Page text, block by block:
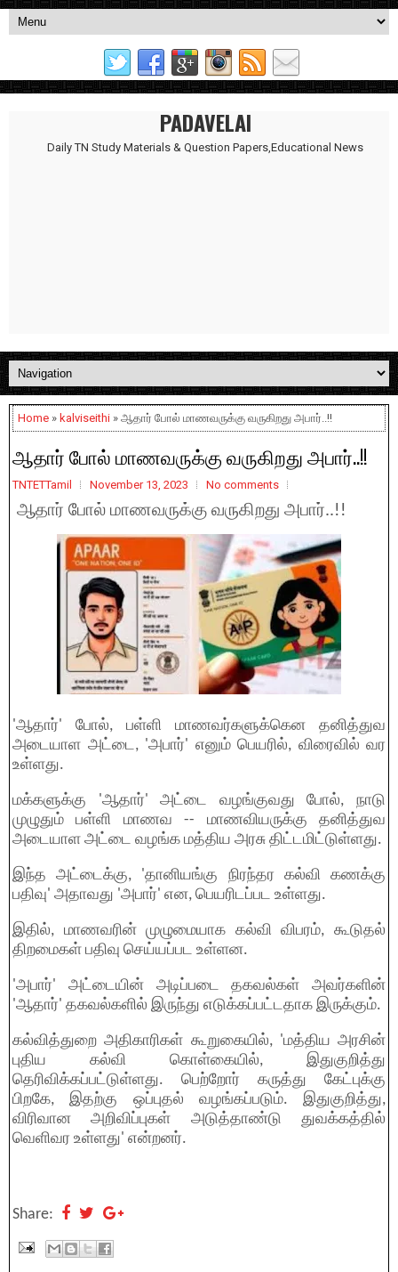
PADAVELAI
Daily TN Study Materials & Question Papers,Educational News
Home » kalviseithi » ஆதார் போல் மாணவருக்கு வருகிறது அபார்..!!
ஆதார் போல் மாணவருக்கு வருகிறது அபார்..!!
TNTETTamil November 13, 2023 No comments
ஆதார் போல் மாணவருக்கு வருகிறது அபார்..!!
'ஆதார்' போல், பள்ளி மாணவர்களுக்கென தனித்துவ
அடையாள அட்டை, 'அபார்' எனும் பெயரில், விரைவில் வர
உள்ளது.
மக்களுக்கு 'ஆதார்' அட்டை வழங்குவது போல், நாடு
முழுதும் பள்ளி மாணவ -- மாணவியருக்கு தனித்துவ
அடையாள அட்டை வழங்க மத்திய அரசு திட்டமிட்டுள்ளது.
இந்த அட்டைக்கு, 'தானியங்கு நிரந்தர கல்வி கணக்கு
பதிவு' அதாவது 'அபார்' என, பெயரிடப்பட உள்ளது.
இதில், மாணவரின் முழுமையாக கல்வி விபரம், கூடுதல்
திறமைகள் பதிவு செய்யப்பட உள்ளன.
'அபார்' அட்டையின் அடிப்படை தகவல்கள் அவர்களின்
'ஆதார்' தகவல்களில் இருந்து எடுக்கப்பட்டதாக இருக்கும்.
கல்வித்துறை அதிகாரிகள் கூறுகையில், 'மத்திய அரசின்
புதிய கல்வி கொள்கையில், இதுகுறித்து
தெரிவிக்கப்பட்டுள்ளது. பெற்றோர் கருத்து கேட்புக்கு
பிறகே, இதற்கு ஒப்புதல் வழங்கப்படும். இதுகுறித்து,
விரிவான அறிவிப்புகள் அடுத்தாண்டு துவக்கத்தில்
வெளிவர உள்ளது' என்றனர்.
Share: